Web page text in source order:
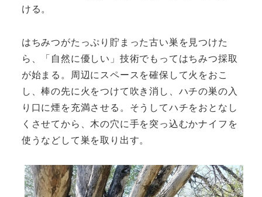
ける。
はちみつがたっぷり貯まった古い巣を見つけた
ら、「自然に優しい」技術でもってはちみつ採取
が始まる。周辺にスペースを確保して火をおこ
し、棒の先に火をつけて吹き消し、ハチの巣の入
り口に煙を充満させる。そうしてハチをおとなし
くさせてから、木の穴に手を突っ込むかナイフを
使うなどして巣を取り出す。